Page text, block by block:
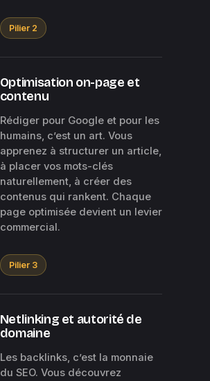
Pilier 2
Optimisation on-page et
contenu
Rédiger pour Google et pour les
humains, c’est un art. Vous
apprenez à structurer un article,
à placer vos mots-clés
naturellement, à créer des
contenus qui rankent. Chaque
page optimisée devient un levier
commercial.
Pilier 3
Netlinking et autorité de
domaine
Les backlinks, c’est la monnaie
du SEO. Vous découvrez